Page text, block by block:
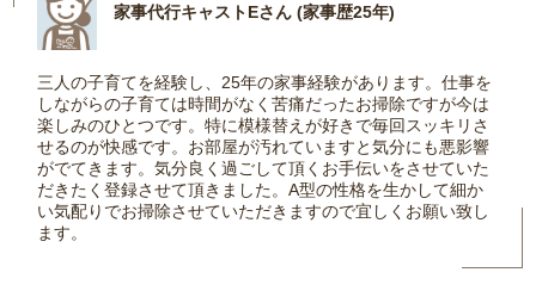
家事代行キャストEさん (家事歴25年)
三人の子育てを経験し、25年の家事経験があります。仕事を
しながらの子育ては時間がなく苦痛だったお掃除ですが今は
楽しみのひとつです。特に模様替えが好きで毎回スッキリさ
せるのが快感です。お部屋が汚れていますと気分にも悪影響
がでてきます。気分良く過ごして頂くお手伝いをさせていた
だきたく登録させて頂きました。A型の性格を生かして細か
い気配りでお掃除させていただきますので宜しくお願い致し
ます。